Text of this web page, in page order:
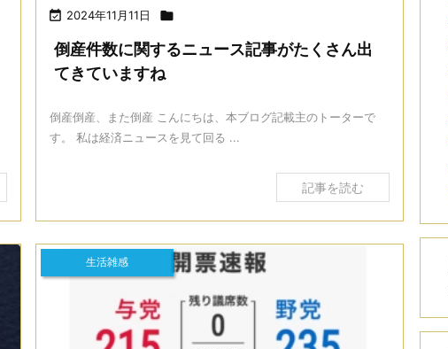
 2024年11月11日 
倒産件数に関するニュース記事がたくさん出
てきていますね
倒産倒産、また倒産 こんにちは、本ブログ記載主のトーターで
す。 私は経済ニュースを見て回る ...
記事を読む
生活雑感